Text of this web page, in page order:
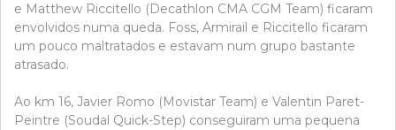
e Matthew Riccitello (Decathlon CMA CGM Team) ficaram
envolvidos numa queda. Foss, Armirail e Riccitello ficaram
um pouco maltratados e estavam num grupo bastante
atrasado.
Ao km 16, Javier Romo (Movistar Team) e Valentin Paret-
Peintre (Soudal Quick-Step) conseguiram uma pequena